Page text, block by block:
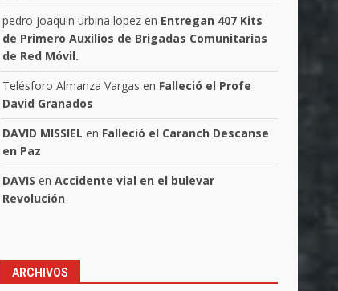
pedro joaquin urbina lopez en Entregan 407 Kits
de Primero Auxilios de Brigadas Comunitarias
de Red Móvil.
Telésforo Almanza Vargas en Falleció el Profe
David Granados
DAVID MISSIEL en Falleció el Caranch Descanse
en Paz
DAVIS enAccidente vial en el bulevar
Revolución
ARCHIVOS